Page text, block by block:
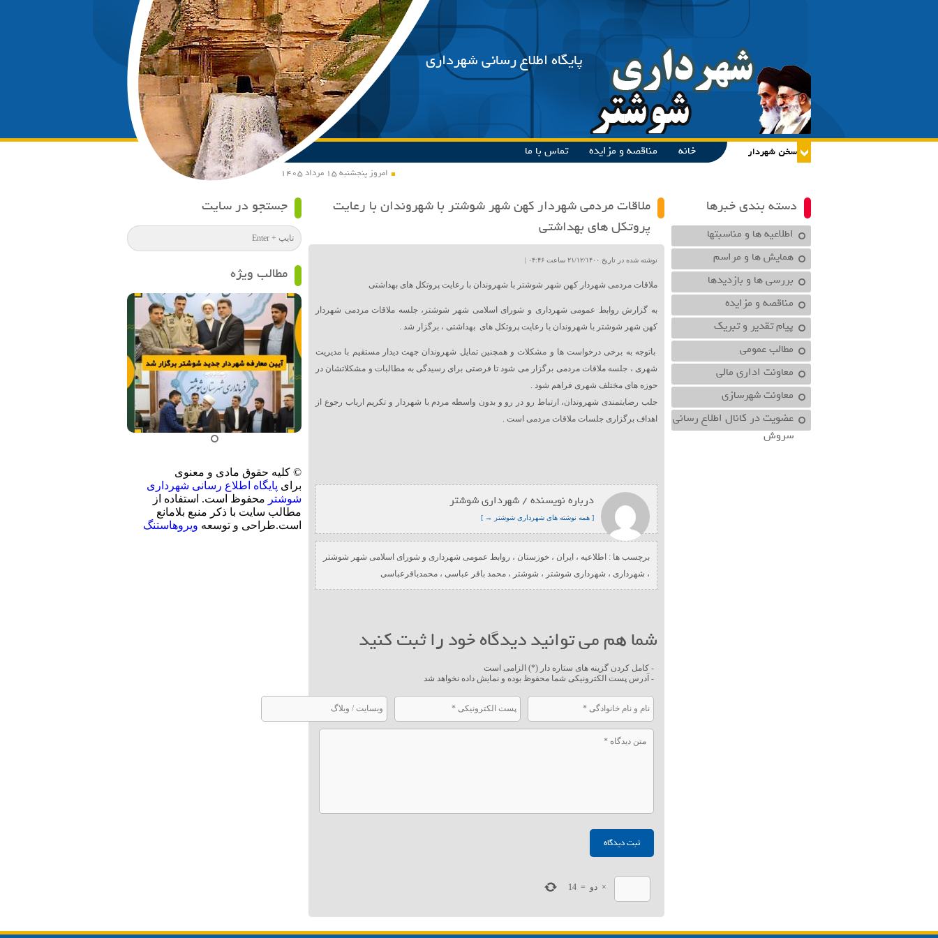
پایگاه اطلاع رسانی شهرداری
امروز پنجشنبه ۱۵ مرداد ۱۴۰۵
خانه مناقصه و مزایده تماس با ما
دسته بندی خبرها
اطلاعیه ها و مناسبتها
همایش ها و مراسم
بررسی ها و بازدیدها
مناقصه و مزایده
پیام تقدیر و تبریک
مطالب عمومی
معاونت اداري مالي
معاونت شهرسازي
عضویت در کانال اطلاع رسانی
سروش
ملاقات مردمی شهردار کهن شهر شوشتر با شهروندان با رعایت
پروتکل های بهداشتی
نوشته شده در تاریخ ۲۱/۱۲/۱۴۰۰ ساعت ۰۴:۴۶ |
ملاقات مردمی شهردار کهن شهر شوشتر با شهروندان با رعایت پروتکل های بهداشتی
به گزارش روابط عمومی شهرداری و شورای اسلامی شهر شوشتر، جلسه ملاقات مردمی شهردار
کهن شهر شوشتر با شهروندان با رعایت پروتکل های بهداشتی ، برگزار شد .
باتوجه به برخی درخواست ها و مشکلات و همچنین تمایل شهروندان جهت دیدار مستقیم با مدیریت
شهری ، جلسه ملاقات مردمی برگزار می شود تا فرصتی برای رسیدگی به مطالبات و مشکلاتشان در
حوزه های مختلف شهری فراهم شود .
جلب رضایتمندی شهروندان، ارتباط رو در رو و بدون واسطه مردم با شهردار و تکریم ارباب رجوع از
اهداف برگزاری جلسات ملاقات مردمی است .
درباره نویسنده / شهرداری شوشتر
[ همه نوشته های شهرداری شوشتر → ]
برچسب ها : اطلاعیه ، ایران ، خوزستان ، روابط عمومی شهرداری و شورای اسلامی شهر شوشتر
، شهرداری ، شهرداری شوشتر ، شوشتر ، محمد باقر عباسی ، محمدباقرعباسی
شما هم می توانید دیدگاه خود را ثبت کنید
- کامل کردن گزینه های ستاره دار (*) الزامی است
- آدرس پست الکترونیکی شما محفوظ بوده و نمایش داده نخواهد شد
× دو =
14
جستجو در سایت
مطالب ویژه
© کلیه حقوق مادی و معنوی
برای پایگاه اطلاع رسانی شهرداری
شوشتر محفوظ است. استفاده از
مطالب سایت با ذکر منبع بلامانع
است.طراحی و توسعه ویروهاستنگ